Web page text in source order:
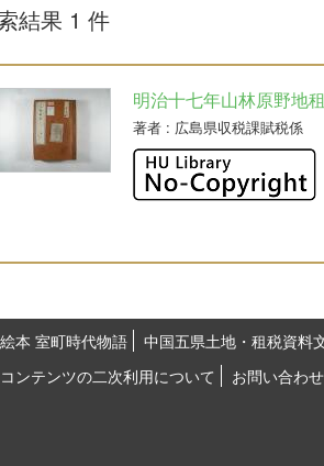
結果 1 件
明治十七年山林原野地
著者 : 広島県収税課賦税係
本 室町時代物語
中国五県土地・租税資料
ンテンツの二次利用について
お問い合わせ